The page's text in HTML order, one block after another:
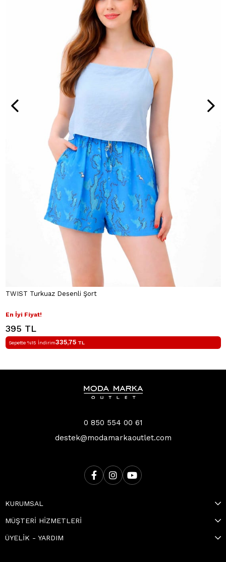
TWIST Turkuaz Desenli Şort
En İyi Fiyat!
395 TL
Sepette %15 İndirim335,75 TL
0 850 554 00 61
destek@modamarkaoutlet.com
KURUMSAL
MÜŞTERİ HİZMETLERİ
ÜYELİK - YARDIM